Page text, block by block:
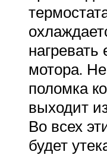
нагревать
мотора.
поломка
выходит
Во всех
будет